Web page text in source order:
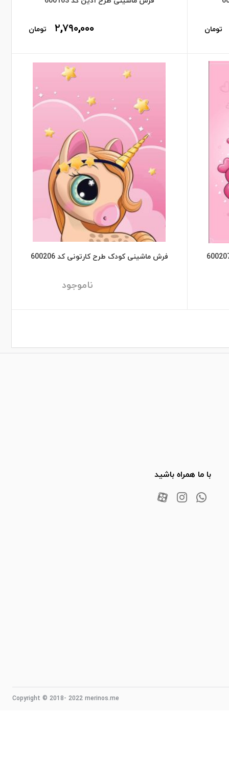
تومان ۲,۷۹۰,۰۰۰ تومان
فرش ماشینی کودک طرح کارتونی کد 600206
ناموجود
با ما همراه باشید
Copyright © 2018- 2022 merinos.me